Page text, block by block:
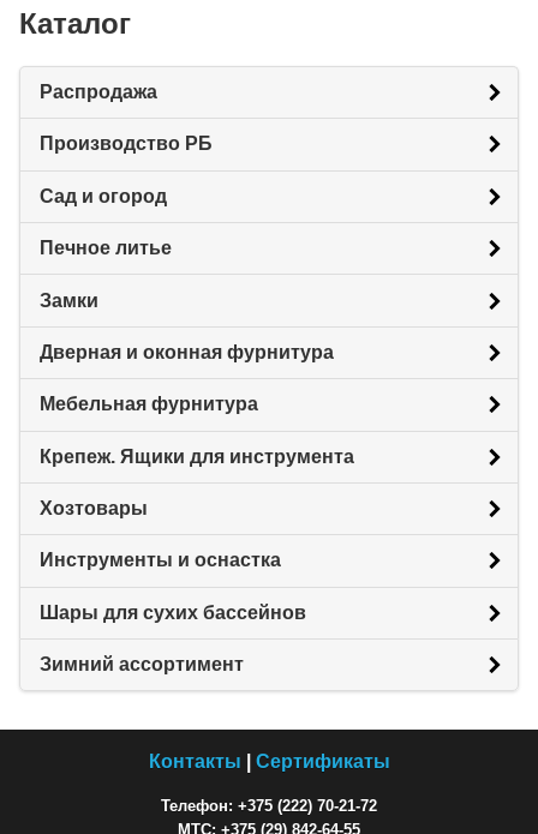
Каталог
Распродажа
Производство РБ
Сад и огород
Печное литье
Замки
Дверная и оконная фурнитура
Мебельная фурнитура
Крепеж. Ящики для инструмента
Хозтовары
Инструменты и оснастка
Шары для сухих бассейнов
Зимний ассортимент
Контакты Сертификаты
Телефон: +375 (222) 70-21-72
МТС: +375 (29) 842-64-55